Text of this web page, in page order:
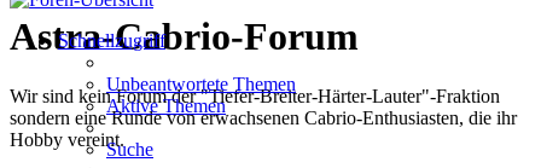
Astra-Cabrio-Forum
Wir sind kein Forum der "Tiefer-Breiter-Härter-Lauter"-Fraktion
sondern eine Runde von erwachsenen Cabrio-Enthusiasten, die ihr
Hobby vereint.
Schnellzugriff
Unbeantwortete Themen
Aktive Themen
Suche